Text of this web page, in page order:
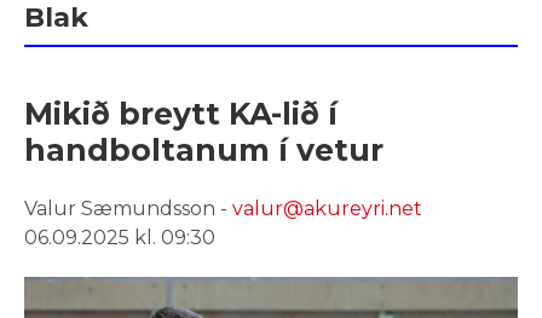
Blak
Mikið breytt KA-lið í
handboltanum í vetur
Valur Sæmundsson - valur@akureyri.net
06.09.2025 kl. 09:30